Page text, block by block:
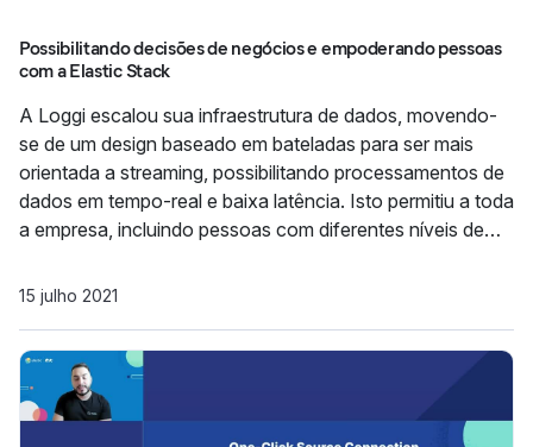
Possibilitando decisões de negócios e empoderando pessoas
com a Elastic Stack
A Loggi escalou sua infraestrutura de dados, movendo-
se de um design baseado em bateladas para ser mais
orientada a streaming, possibilitando processamentos de
dados em tempo-real e baixa latência. Isto permitiu a toda
a empresa, incluindo pessoas com diferentes níveis de
com dados em tempo-real. Veja como a Elastic se
15 julho 2021